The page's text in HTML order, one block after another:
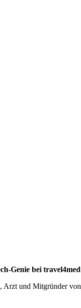
Genie bei travel4med
Arzt und Mitgründer von